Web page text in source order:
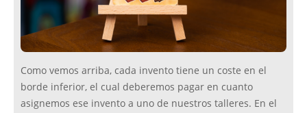
Como vemos arriba, cada invento tiene un coste en el
borde inferior, el cual deberemos pagar en cuanto
asignemos ese invento a uno de nuestros talleres. En el